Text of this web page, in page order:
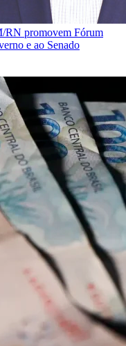
promovem Fórum
e ao Senado